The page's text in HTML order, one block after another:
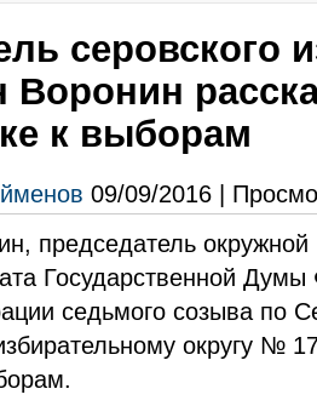
серовского
Воронин
к выборам
09/09/2016 |
председатель
Государственной
седьмого созыва по
округу №